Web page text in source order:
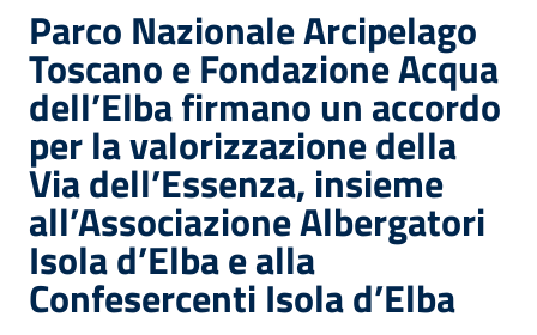
Parco Nazionale Arcipelago
Toscano e Fondazione Acqua
dell’Elba firmano un accordo
per la valorizzazione della
Via dell’Essenza, insieme
all’Associazione Albergatori
Isola d’Elba e alla
Confesercenti Isola d’Elba